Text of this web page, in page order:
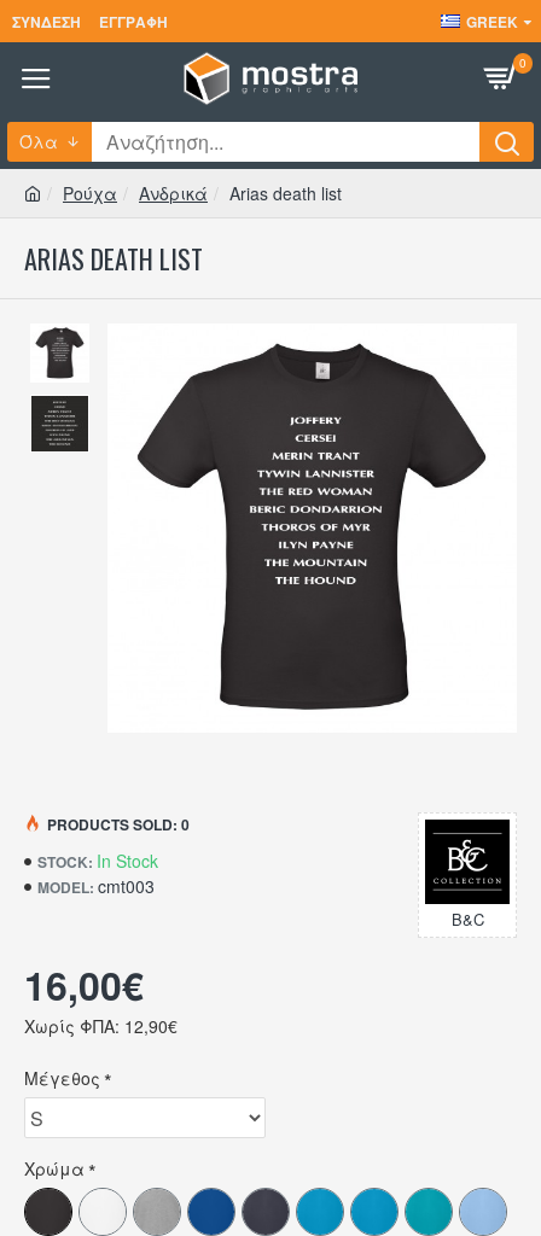
ΣΎΝΔΕΣΗ ΕΓΓΡΑΦΉ GREEK
0
Όλα
Ρούχα Ανδρικά Arias death list
ARIAS DEATH LIST
STOCK: In Stock
MODEL: cmt003
B&C
PRODUCTS SOLD: 0
16,00€
Χωρίς ΦΠΑ: 12,90€
Μέγεθος
Χρώμα